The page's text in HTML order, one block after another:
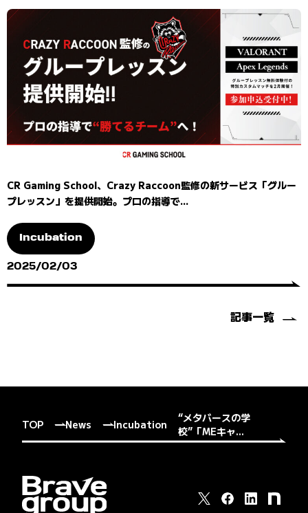
CR Gaming School、Crazy Raccoon監修の新サービス「グルー
プレッスン」を提供開始。プロの指導で...
Incubation
2025/02/03
記事一覧
TOP News Incubation
“メタバースの学
校”「MEキャ...